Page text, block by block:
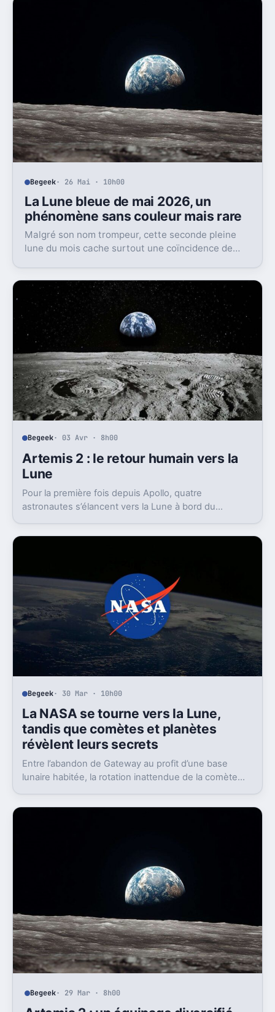
Begeek· 26 Mai · 10h00
La Lune bleue de mai 2026, un
phénomène sans couleur mais rare
Malgré son nom trompeur, cette seconde pleine
lune du mois cache surtout une coïncidence de
Begeek· 03 Avr · 8h00
Artemis 2 : le retour humain vers la
Lune
Pour la première fois depuis Apollo, quatre
astronautes s’élancent vers la Lune à bord du
Begeek· 30 Mar · 10h00
La NASA se tourne vers la Lune,
tandis que comètes et planètes
révèlent leurs secrets
Entre l’abandon de Gateway au profit d’une base
lunaire habitée, la rotation inattendue de la comète
Webb, l’actualité spatiale offre un panorama fascinant
Begeek· 29 Mar · 8h00